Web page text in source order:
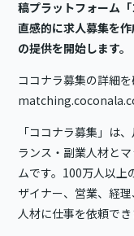
稿プラットフォーム
直感的に求人募集を
の提供を開始します。
ココナラ募集の詳細を
「ココナラ募集」は
ランス・副業人材と
ムです。100万人以上
ザイナー、営業、経
人材に仕事を依頼でき